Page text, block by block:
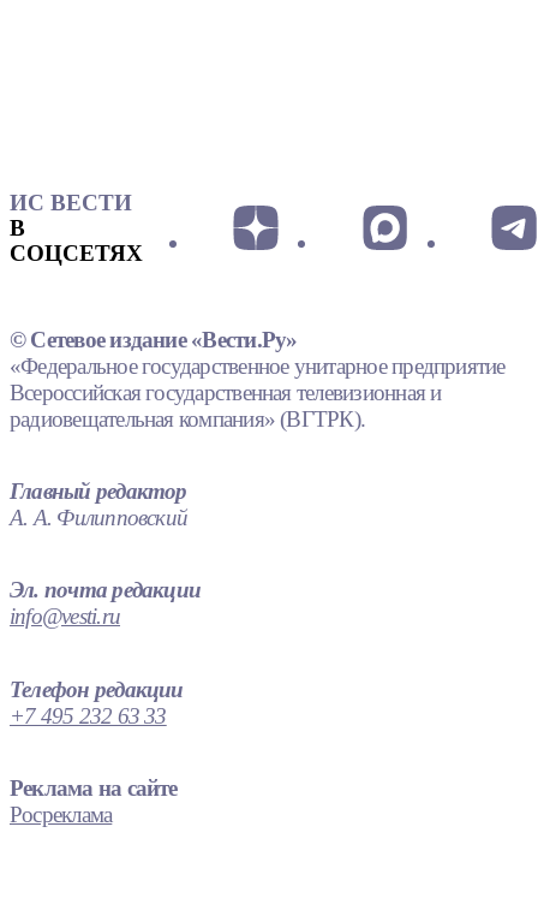
ИС ВЕСТИ
В
СОЦСЕТЯХ
© Сетевое издание «Вести.Ру»
«Федеральное государственное унитарное предприятие
Всероссийская государственная телевизионная и
радиовещательная компания» (ВГТРК).
Главный редактор
А. А. Филипповский
Эл. почта редакции
info@vesti.ru
Телефон редакции
+7 495 232 63 33
Реклама на сайте
Росреклама